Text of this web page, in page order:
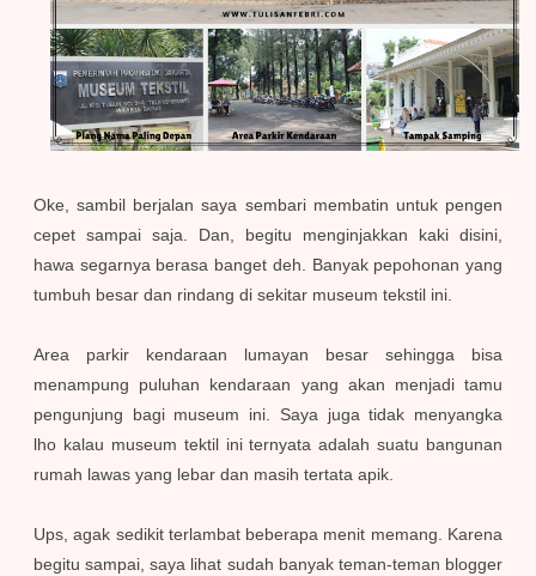
Oke, sambil berjalan saya sembari membatin untuk pengen
cepet sampai saja. Dan, begitu menginjakkan kaki disini,
hawa segarnya berasa banget deh. Banyak pepohonan yang
tumbuh besar dan rindang di sekitar museum tekstil ini.
Area parkir kendaraan lumayan besar sehingga bisa
menampung puluhan kendaraan yang akan menjadi tamu
pengunjung bagi museum ini. Saya juga tidak menyangka
lho kalau museum tektil ini ternyata adalah suatu bangunan
rumah lawas yang lebar dan masih tertata apik.
Ups, agak sedikit terlambat beberapa menit memang. Karena
begitu sampai, saya lihat sudah banyak teman-teman blogger